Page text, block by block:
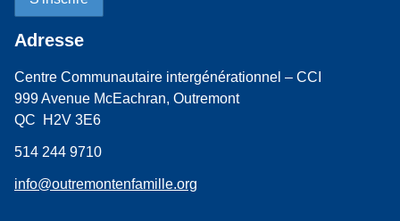
Adresse
Centre Communautaire intergénérationnel – CCI
999 Avenue McEachran, Outremont
QC H2V 3E6
514 244 9710
info@outremontenfamille.org